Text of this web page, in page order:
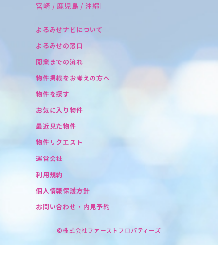
宮崎 / 鹿児島 / 沖縄］
よるみせナビについて
よるみせの窓口
開業までの流れ
物件掲載をお考えの方へ
物件を探す
お気に入り物件
最近見た物件
物件リクエスト
運営会社
利用規約
個人情報保護方針
お問い合わせ・内見予約
©株式会社ファーストプロパティーズ